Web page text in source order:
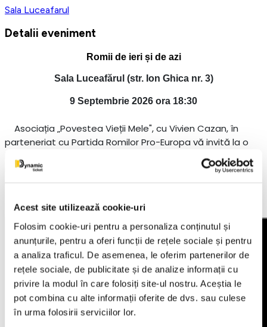
Acest site utilizează cookie-uri
Folosim cookie-uri pentru a personaliza conținutul și
anunțurile, pentru a oferi funcții de rețele sociale și pentru
a analiza traficul. De asemenea, le oferim partenerilor de
rețele sociale, de publicitate și de analize informații cu
privire la modul în care folosiți site-ul nostru. Aceștia le
pot combina cu alte informații oferite de dvs. sau culese
în urma folosirii serviciilor lor.
Sala Luceafarul
Detalii eveniment
Romii de ieri și de azi
Sala Luceafărul (str. Ion Ghica nr. 3)
9 Septembrie 2026 ora 18:30
Asociația „Povestea Vieții Mele", cu Vivien Cazan, în
parteneriat cu Partida Romilor Pro-Europa vă invită la o
incursiune emoționantă și autentică în universul cultural al
romilor, de la originile și tradițiile străvechi până la